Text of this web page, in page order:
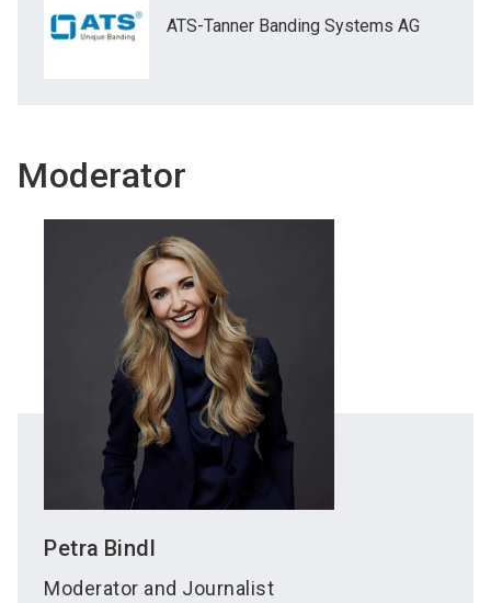
ATS-Tanner Banding Systems AG
Moderator
Petra Bindl
Moderator and Journalist